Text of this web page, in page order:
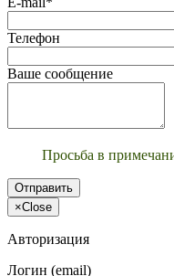
Телефон
Ваше сообщение
Просьба в
Отправить
×Close
Авторизация
Логин (email)